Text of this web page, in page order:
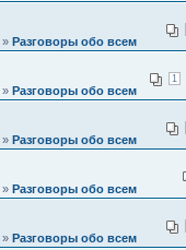
» Разговоры обо всем
1
» Разговоры обо всем
» Разговоры обо всем
» Разговоры обо всем
» Разговоры обо всем